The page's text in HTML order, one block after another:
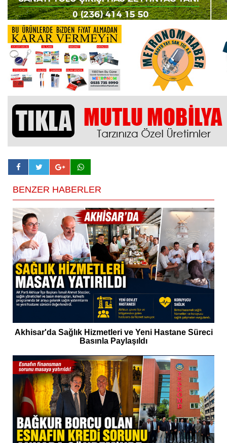
BENZER HABERLER
Akhisar'da Sağlık Hizmetleri ve Yeni Hastane Süreci
Basınla Paylaşıldı